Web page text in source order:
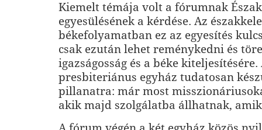
Kiemelt témája volt a fórumnak
egyesülésének a kérdése. Az
békefolyamatban ez az egyesítés
csak ezután lehet reménykedni és
igazságosság és a béke
presbiteriánus egyház tudatosan
pillanatra: már most
akik majd szolgálatba állhatnak,